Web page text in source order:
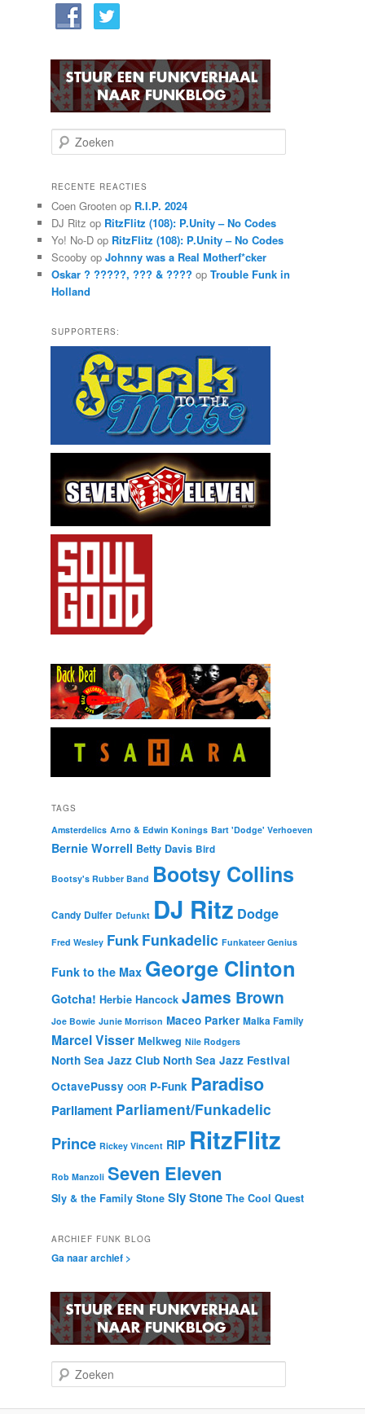
o
k
n
RECENTE REACTIES
Coen Grootenop R.I.P. 2024
DJ Ritz op RitzFlitz (108): P.Unity – No Codes
Yo! No-Dop RitzFlitz (108): P.Unity – No Codes
Scooby op Johnny was a Real Motherf*cker
Oskar ? ?????, ??? & ???? op Trouble Funk in
Holland
SUPPORTERS:
TAGS
Amsterdelics Arno & Edwin Konings Bart 'Dodge' Verhoeven
Bernie Worrell Betty Davis Bird
Bootsy's Rubber Band Bootsy Collins
Candy Dulfer Defunkt DJ Ritz Dodge
Fred Wesley Funk Funkadelic Funkateer Genius
Funk to the Max George Clinton
Gotcha! Herbie Hancock James Brown
Joe Bowie Junie Morrison Maceo Parker Malka Family
Marcel Visser Melkweg Nile Rodgers
North Sea Jazz Club North Sea Jazz Festival
OctavePussy OOR P-Funk Paradiso
Parliament Parliament/Funkadelic
Prince Rickey Vincent RIP RitzFlitz
Rob Manzoli Seven Eleven
Sly & the Family Stone Sly Stone The Cool Quest
ARCHIEF FUNK BLOG
Ga naar archief >
o